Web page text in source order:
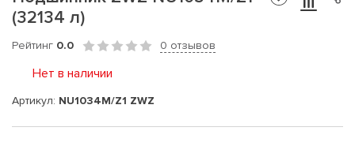
(32134 л)
Рейтинг 0.0 0 отзывов
Нет в наличии
Артикул: NU1034M/Z1 ZWZ